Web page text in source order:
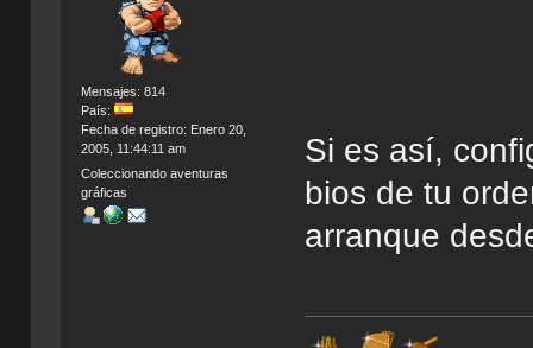
Mensajes: 814
País:
Fecha de registro: Enero 20,
2005, 11:44:11 am
Coleccionando aventuras
gráficas
Si es así,
bios de tu
arranque